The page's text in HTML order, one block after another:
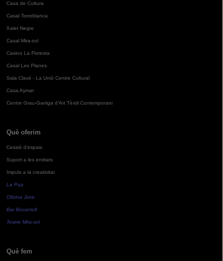
Casa de Cultura
Casal Torreblanca
Xalet Negre
Casal Mira-sol
Casino La Floresta
Casal Les Planes
Sala Clavé - La Unió Centre Cultural
Casa Aymat
Centre Grau-Garriga d'Art Tèxtil Contemporani
Què oferim
Cessió d'espais
Suport a les entitats
Impuls a la creativitat
La Pua
Oficina Jove
Bar Bocamoll
Teatre Mira-sol
Què fem